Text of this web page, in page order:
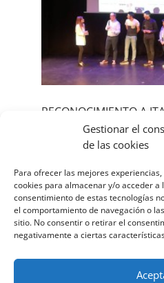
Gestionar el
de las cookies
Para ofrecer las mejores
cookies para almacenar y/o acceder a
consentimiento de estas tecnologías
el comportamiento de navegación o
sitio. No consentir o retirar el
negativamente a ciertas
RECONOCIMIENTO A
13 \13\Europe/Madrid
|
Bilbao , Bilbao ,
Tafalla
, Tolosa ,
Los IV BBK DEIA
ayer la trayectoria y el
con el objetivo de